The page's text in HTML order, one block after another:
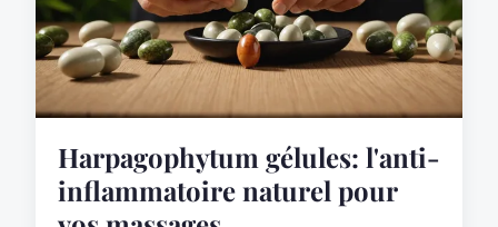
Harpagophytum gélules: l'anti-
inflammatoire naturel pour